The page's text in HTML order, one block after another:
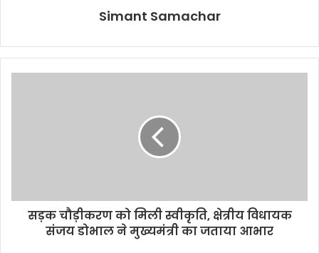
Simant Samachar
सड़क चौड़ीकरण को मिली स्वीकृति, क्षेत्रीय विधायक
संजय डोभाल ने मुख्यमंत्री का जताया आभार